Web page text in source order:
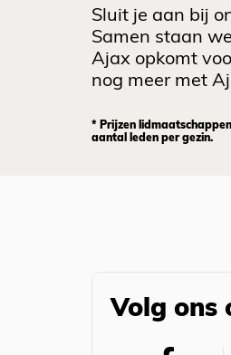
Sluit je aan bij
Samen staan
Ajax opkomt
nog meer met
* Prijzen
aantal leden per gezin.
Volg ons